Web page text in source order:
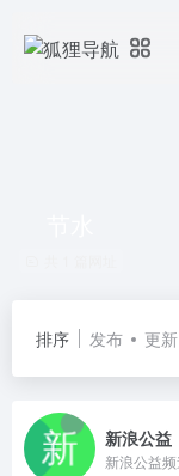
排序 发布 更新
新浪公益